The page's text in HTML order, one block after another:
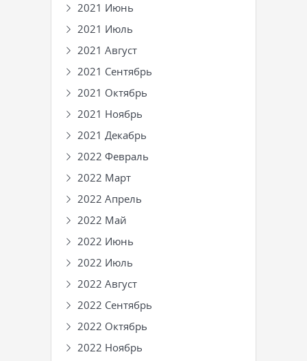
2021 Июнь
2021 Июль
2021 Август
2021 Сентябрь
2021 Октябрь
2021 Ноябрь
2021 Декабрь
2022 Февраль
2022 Март
2022 Апрель
2022 Май
2022 Июнь
2022 Июль
2022 Август
2022 Сентябрь
2022 Октябрь
2022 Ноябрь